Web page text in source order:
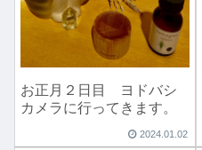
お正月２日目 ヨドバシ
カメラに行ってきます。
2024.01.02